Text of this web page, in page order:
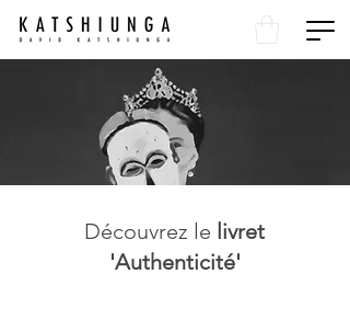
Découvrez le livret
'Authenticité'